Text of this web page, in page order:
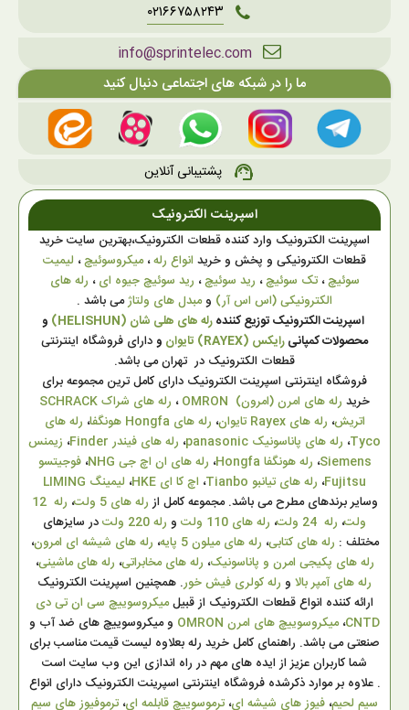
۰۲۱۶۶۷۵۸۲۴۳
info@sprintelec.com
ما را در شبکه های اجتماعی دنبال کنید
support_agent
پشتیبانی آنلاین
اسپرینت الکترونیک
اسپرینت الکترونیک وارد کننده قطعات الکترونیک،بهترین سایت خرید
قطعات الکترونیکی و پخش و خرید انواع رله،میکروسوئیچ، لیمیت
سوئیچ،تک سوئیچ، رید سوئیچ، رید سوئیچ جیوه ای، رله های
الکترونیکی (اس اس آر) ومبدل های ولتاژمی باشد .
اسپرینت الکترونیک توزیع کنندهرله های هلی شان (HELISHUN)
و
محصولات کمپانیرایکس (RAYEX) تایوان ودارای فروشگاه اینترنتی
قطعات الکترونیک در تهران می باشد.
فروشگاه اینترنتی اسپرینت الکترونیک دارای کامل ترین مجموعه برای
خرید رله های امرن (امرون) OMRON ،
رله های شراک SCHRACK
اتریش، رله های Rayex تایوان ، رله های Hongfa هونگفا ، رله های
Tyco، رله های پاناسونیک panasonic ، رله های فیندر Finder ، زیمنس
Siemens، رله هونگفا Hongfa ، رله های ان اچ جی NHG ،فوجیتسو
Fujitsu، رله های تیانبو Tianbo ، اچ کا ای HKE ، لیمینگ LIMING
وسایر برندهای مطرح می باشد. مجموعه کامل از رله های 5 ولت ،
رله 12
ولت، رله 24 ولت ، رله های 110 ولت و رله 220 ولت
در سایزهای
مختلف : رله های کتابی، رله های میلون 5 پایه ، رله های شیشه ای امرون،
رله های پکیجی امرن و پاناسونیک، رله های مخابراتی، رله های ماشینی،
رله های آمپر بالا و رله کولری فیش خور. همچنین اسپرینت الکترونیک
ارائه کننده انواع قطعات الکترونیک از قبیلمیکروسوییچ سی ان تی دی
CNTD،میکروسوییچ های امرن OMRON
و میکروسوییچ های ضد آب و
صنعتی می باشد. راهنمای کامل خرید رله بعلاوه لیست قیمت مناسب برای
شما کاربران عزیز از ایده های مهم در راه اندازی این وب سایت است
. علاوه بر موارد ذکرشده فروشگاه اینترنتی اسپرینت الکترونیک دارای انواع
سیم لحیم، فیوز های شیشه ای، ترموسوییچ قابلمه ای، ترموفیوز های سیم